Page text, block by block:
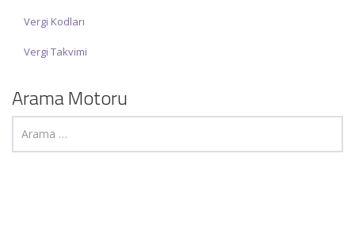
Vergi Kodları
Vergi Takvimi
Arama Motoru